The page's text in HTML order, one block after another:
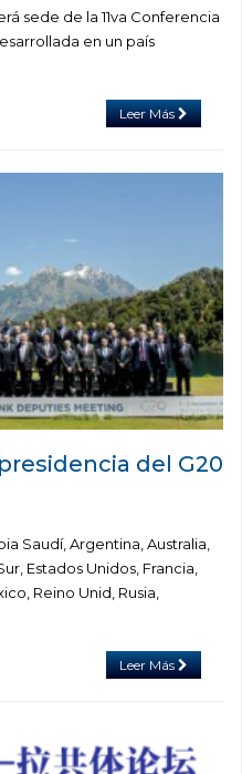
sede de la 11va Conferencia
en un país
Leer Más
del G20
Saudí, Argentina, Australia,
Estados Unidos, Francia,
Reino Unid, Rusia,
Leer Más